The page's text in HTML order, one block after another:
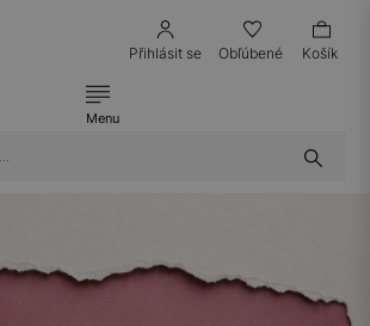
Přihlásit se Obľúbené Košík
Menu